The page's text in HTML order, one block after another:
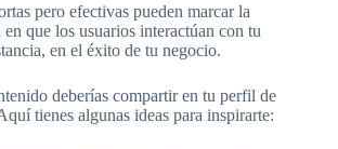
pero efectivas pueden marcar la
que los usuarios interactúan con tu
en el éxito de tu negocio.
deberías compartir en tu perfil de
tienes algunas ideas para inspirarte: